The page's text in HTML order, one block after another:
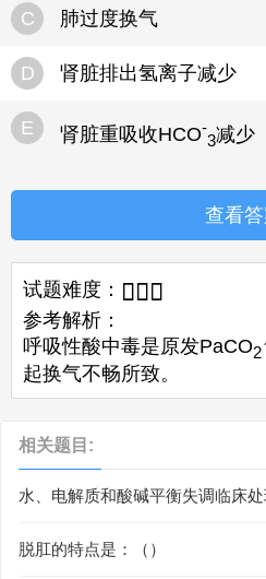
C 肺过度换气
D 肾脏排出氢离子减少
E 肾脏重吸收HCO-
3减少
查看
试题难度：   
参考解析：
呼吸性酸中毒是原发PaCO2
起换气不畅所致。
相关题目:
水、电解质和酸碱平衡失调临床
脱肛的特点是：（）